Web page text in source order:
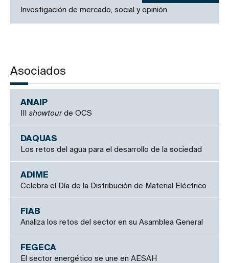
Investigación de mercado, social y opinión
Asociados
ANAIP
showtourde OCS
DAQUAS
Los retos del agua para el desarrollo de la sociedad
ADIME
Celebra el Día de la Distribución de Material Eléctrico
FIAB
Analiza los retos del sector en su Asamblea General
FEGECA
El sector energético se une en AESAH